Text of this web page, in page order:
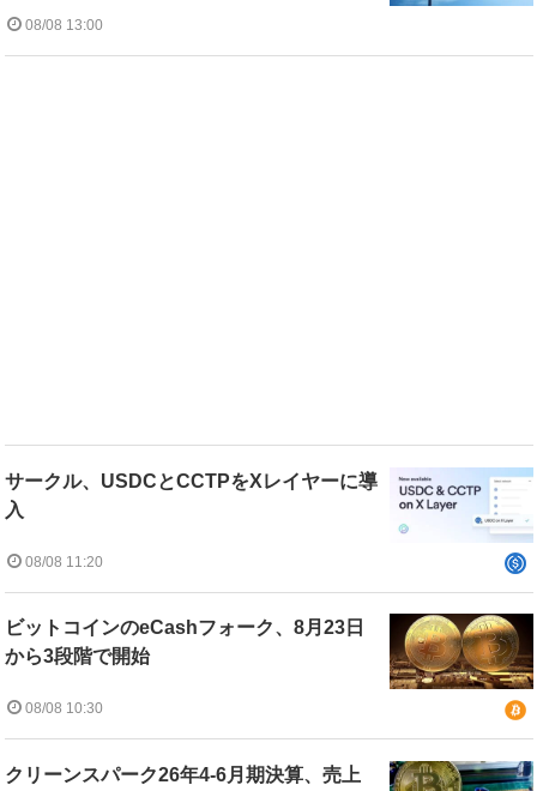
08/08 13:00
サークル、USDCとCCTPをXレイヤーに導
入
08/08 11:20
ビットコインのeCashフォーク、8月23日
から3段階で開始
08/08 10:30
クリーンスパーク26年4-6月期決算、売上